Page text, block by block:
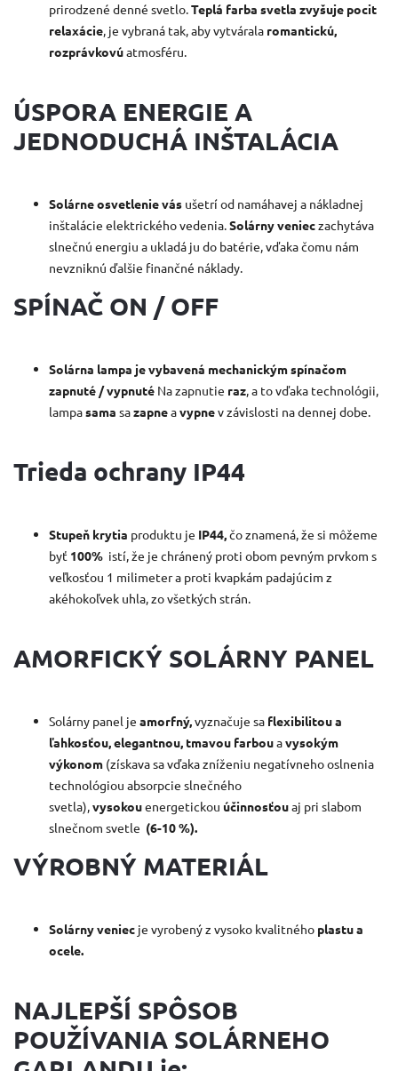
prirodzené denné svetlo.Teplá farba svetla zvyšuje pocit
relaxácie, je vybraná tak, aby vytvárala romantickú,
rozprávkovúatmosféru.
ÚSPORA ENERGIE A
JEDNODUCHÁ INŠTALÁCIA
Solárne osvetlenie vás ušetrí od namáhavej a nákladnej
inštalácie elektrického vedenia.Solárny venieczachytáva
slnečnú energiu a ukladá ju do batérie, vďaka čomu nám
nevzniknú ďalšie finančné náklady.
SPÍNAČ ON / OFF
Solárna lampa je vybavená mechanickým spínačom
zapnuté / vypnuté Na zapnutie raz, a to vďaka technológii,
lampasama sazapneavypnev závislosti na dennej dobe.
Trieda ochrany IP44
Stupeň krytia produktu je IP44,čo znamená, že si môžeme
byť 100% istí, že je chránený proti obom pevným prvkom s
veľkosťou 1 milimeter a proti kvapkám padajúcim z
akéhokoľvek uhla, zo všetkých strán.
AMORFICKÝ SOLÁRNY PANEL
Solárny panel je amorfný,vyznačuje sa flexibilitou a
ľahkosťou, elegantnou, tmavou farbouavysokým
výkonom (získava sa vďaka zníženiu negatívneho oslnenia
technológiou absorpcie slnečného
svetla),vysokouenergetickou účinnosťouaj pri slabom
slnečnom svetle (6-10 %).
VÝROBNÝ MATERIÁL
Solárny veniec je vyrobený z vysoko kvalitného plastu a
ocele.
NAJLEPŠÍ SPÔSOB
POUŽÍVANIA SOLÁRNEHO